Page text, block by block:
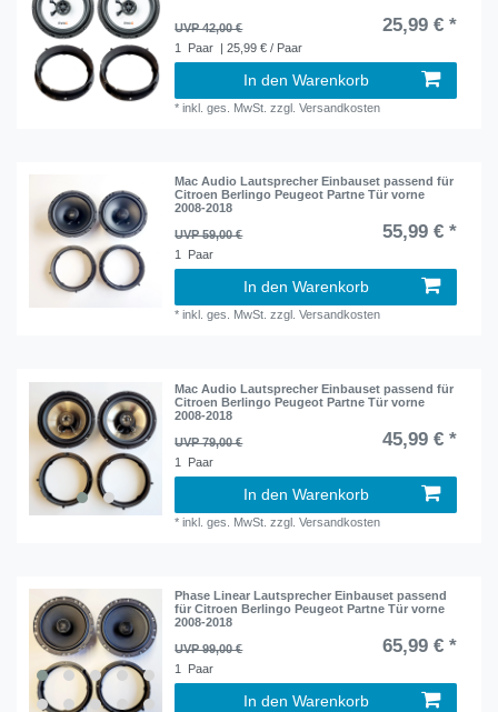
UVP 42,00 € 25,99 € *
1 Paar | 25,99 € / Paar
In den Warenkorb
*inkl. ges. MwSt. zzgl.Versandkosten
Mac Audio Lautsprecher Einbauset passend für
Citroen Berlingo Peugeot Partne Tür vorne
2008-2018
UVP 59,00 €
55,99 € *
1 Paar
In den Warenkorb
*inkl. ges. MwSt. zzgl.Versandkosten
Mac Audio Lautsprecher Einbauset passend für
Citroen Berlingo Peugeot Partne Tür vorne
2008-2018
UVP 79,00 €
45,99 € *
1 Paar
In den Warenkorb
*inkl. ges. MwSt. zzgl.Versandkosten
Phase Linear Lautsprecher Einbauset passend
für Citroen Berlingo Peugeot Partne Tür vorne
2008-2018
UVP 99,00 €
65,99 € *
1 Paar
In den Warenkorb